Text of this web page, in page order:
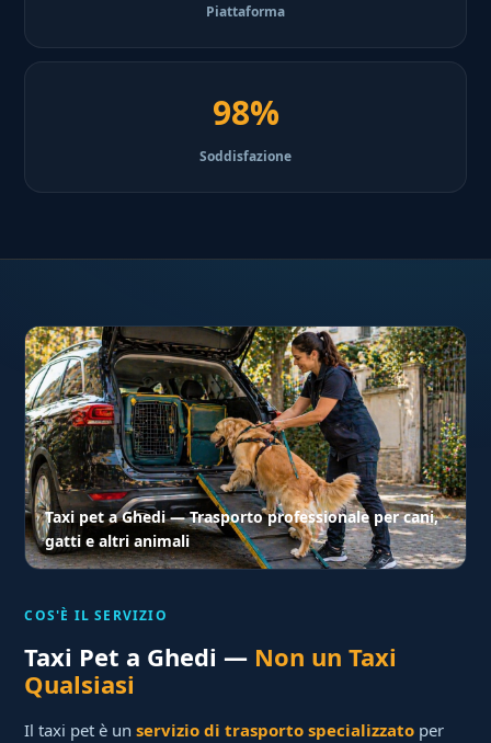
Piattaforma
98%
Soddisfazione
Taxi pet a Ghedi — Trasporto professionale per cani,
gatti e altri animali
COS'È IL SERVIZIO
Taxi Pet a Ghedi — Non un Taxi
Qualsiasi
Il taxi pet è unservizio di trasporto specializzato per